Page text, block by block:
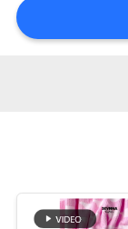
करें
साइटमैप